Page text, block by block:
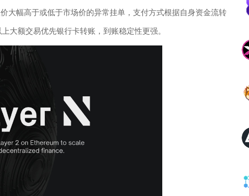
大幅高于或低于市场价的异常挂单，支付方式根据自身资金流转
大额交易优先银行卡转账，到账稳定性更强。